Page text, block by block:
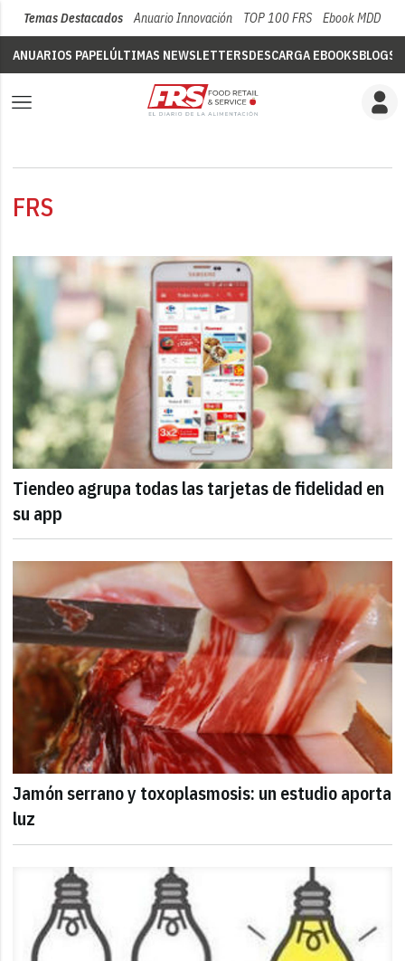
Temas Destacados Anuario Innovación TOP 100 FRS Ebook MDD
ANUARIOS PAPELÚLTIMAS NEWSLETTERSDESCARGA EBOOKSBLOGS
FRS
Tiendeo agrupa todas las tarjetas de fidelidad en
su app
Jamón serrano y toxoplasmosis: un estudio aporta
luz